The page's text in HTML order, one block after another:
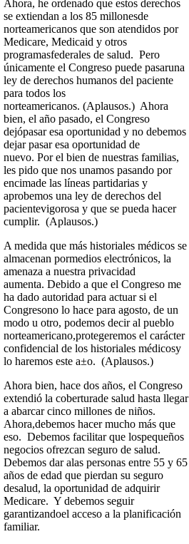
Ahora, he ordenado que estos derechos
se extiendan a los 85 millonesde
norteamericanos que son atendidos por
Medicare, Medicaid y otros
programasfederales de salud. Pero
únicamente el Congreso puede pasaruna
ley de derechos humanos del paciente
para todos los
norteamericanos. (Aplausos.) Ahora
bien, el año pasado, el Congreso
dejópasar esa oportunidad y no debemos
dejar pasar esa oportunidad de
nuevo. Por el bien de nuestras familias,
les pido que nos unamos pasando por
encimade las líneas partidarias y
aprobemos una ley de derechos del
pacientevigorosa y que se pueda hacer
cumplir. (Aplausos.)
A medida que más historiales médicos se
almacenan pormedios electrónicos, la
amenaza a nuestra privacidad
aumenta. Debido a que el Congreso me
ha dado autoridad para actuar si el
Congresono lo hace para agosto, de un
modo u otro, podemos decir al pueblo
norteamericano,protegeremos el carácter
confidencial de los historiales médicosy
lo haremos este a±o. (Aplausos.)
Ahora bien, hace dos años, el Congreso
extendió la coberturade salud hasta llegar
a abarcar cinco millones de niños.
Ahora,debemos hacer mucho más que
eso. Debemos facilitar que lospequeños
negocios ofrezcan seguro de salud.
Debemos dar alas personas entre 55 y 65
años de edad que pierdan su seguro
desalud, la oportunidad de adquirir
Medicare. Y debemos seguir
garantizandoel acceso a la planificación
familiar.